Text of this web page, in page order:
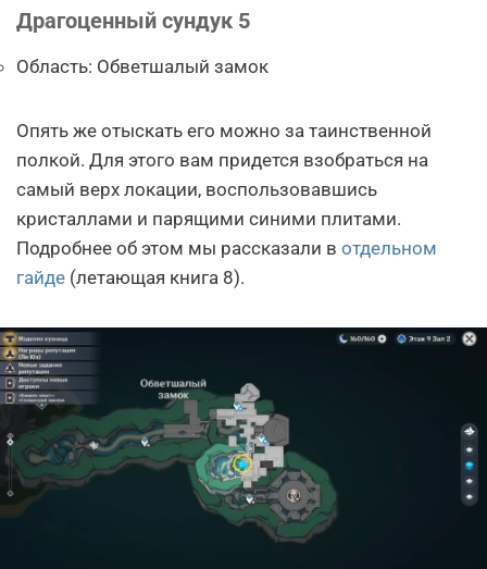
Драгоценный сундук 5
Область: Обветшалый замок
Опять же отыскать его можно за таинственной
полкой. Для этого вам придется взобраться на
самый верх локации, воспользовавшись
кристаллами и парящими синими плитами.
Подробнее об этом мы рассказали в отдельном
гайде (летающая книга 8).